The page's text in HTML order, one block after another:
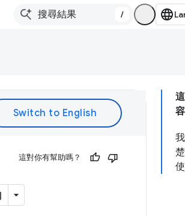
/
容
這對你有幫助嗎？